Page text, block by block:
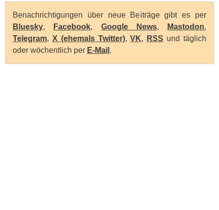
Benachrichtigungen über neue Beiträge gibt es per
Bluesky, Facebook, Google News, Mastodon,
Telegram, X (ehemals Twitter),VK, RSS und täglich
oder wöchentlich per E-Mail .